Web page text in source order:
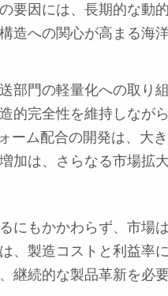
要因には、長期的な動
造への関心が高まる海
部門の軽量化への取り
的完全性を維持しなが
ーム配合の開発は、大
加は、さらなる市場拡
にもかかわらず、市場
、製造コストと利益率
継続的な製品革新を必